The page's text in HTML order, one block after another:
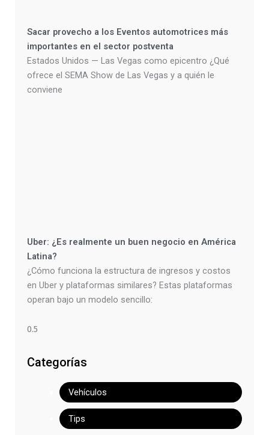
Sacar provecho a los Eventos automotrices más
importantes en el sector postventa
Estados Unidos — Las Vegas como epicentro ¿Qué
ofrece el SEMA Show de Las Vegas y a quién le
conviene
Uber: ¿Es realmente un buen negocio en América
Latina?
¿Cómo funciona la estructura de ingresos y costos
en Uber y plataformas similares? Estas plataformas
operan bajo un modelo sencillo:
Categorías
Vehículos
Tips